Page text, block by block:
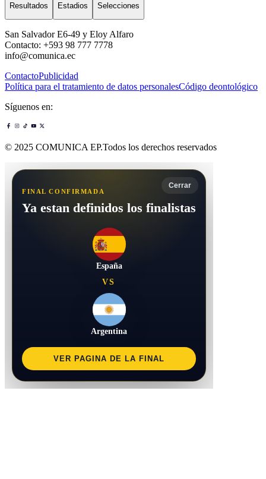
Resultados Estadios Selecciones
San Salvador E6-49 y Eloy Alfaro
Contacto: +593 98 777 7778
info@comunica.ec
ContactoPublicidad
Política para el tratamiento de datos personalesCódigo deontológico
Síguenos en:
© 2025 COMUNICA EP.Todos los derechos reservados
Cerrar
FINAL CONFIRMADA
Ya estan definidos los finalistas
España
VS
Argentina
VER PAGINA DE LA FINAL